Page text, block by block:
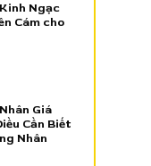
Ngạc
Cám cho
Giá
Cần Biết
Nhân